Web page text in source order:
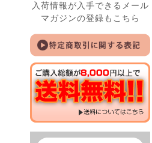
入荷情報が入手できるメール
マガジンの登録もこちら